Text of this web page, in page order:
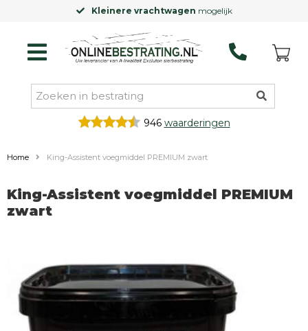
Kleinere vrachtwagen mogelijk
946 waarderingen
Home King-Assistent voegmiddel PREMIUM zwart
King-Assistent voegmiddel PREMIUM
zwart